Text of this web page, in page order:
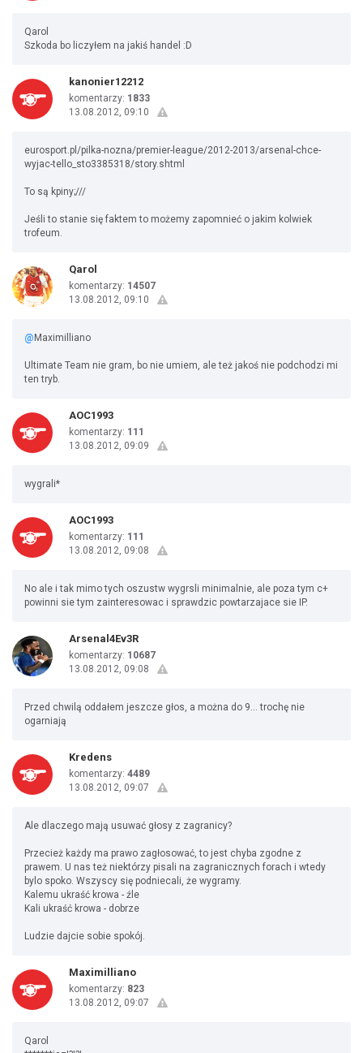
Qarol
Szkoda bo liczyłem na jakiś handel :D
kanonier12212
komentarzy: 1833
13.08.2012, 09:10
eurosport.pl/pilka-nozna/premier-league/2012-2013/arsenal-chce-
wyjac-tello_sto3385318/story.shtml
To są kpiny;///
Jeśli to stanie się faktem to możemy zapomnieć o jakim kolwiek
trofeum.
Qarol
komentarzy: 14507
13.08.2012, 09:10
@ Maximilliano
Ultimate Team nie gram, bo nie umiem, ale też jakoś nie podchodzi mi
ten tryb.
AOC1993
komentarzy: 111
13.08.2012, 09:09
wygrali*
AOC1993
komentarzy: 111
13.08.2012, 09:08
No ale i tak mimo tych oszustw wygrsli minimalnie, ale poza tym c+
powinni sie tym zainteresowac i sprawdzic powtarzajace sie IP.
Arsenal4Ev3R
komentarzy: 10687
13.08.2012, 09:08
Przed chwilą oddałem jeszcze głos, a można do 9... trochę nie
ogarniają
Kredens
komentarzy: 4489
13.08.2012, 09:07
Ale dlaczego mają usuwać głosy z zagranicy?
Przecież każdy ma prawo zagłosować, to jest chyba zgodne z
prawem. U nas też niektórzy pisali na zagranicznych forach i wtedy
bylo spoko. Wszyscy się podniecali, że wygramy.
Kalemu ukraść krowa - źle
Kali ukraść krowa - dobrze
Ludzie dajcie sobie spokój.
Maximilliano
komentarzy: 823
13.08.2012, 09:07
Qarol